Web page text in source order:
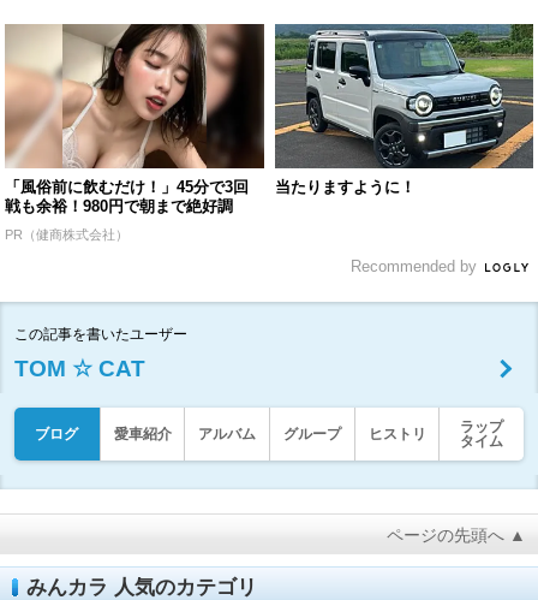
「風俗前に飲むだけ！」45分で3回
戦も余裕！980円で朝まで絶好調
PR（健商株式会社）
当たりますように！
Recommended by
この記事を書いたユーザー
TOM ☆ CAT
ブログ 愛車紹介 アルバム グループ ヒストリ
ラップ
タイム
ページの先頭へ ▲
みんカラ 人気のカテゴリ